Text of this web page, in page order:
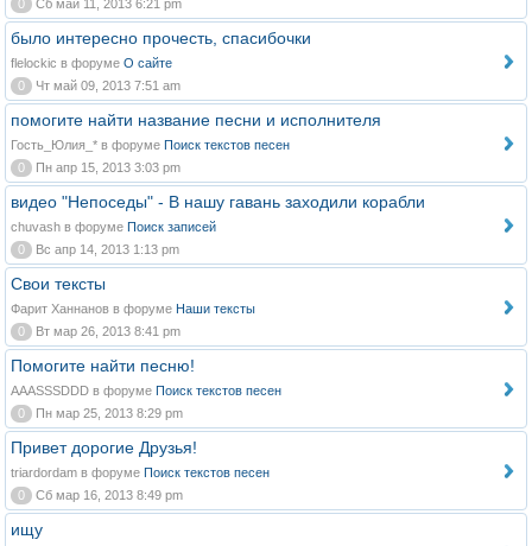
0
Сб май 11, 2013 6:21 pm
было интересно прочесть, спасибочки
flelockic в форуме О сайте
0
Чт май 09, 2013 7:51 am
помогите найти название песни и исполнителя
Гость_Юлия_* в форуме Поиск текстов песен
0
Пн апр 15, 2013 3:03 pm
видео "Непоседы" - В нашу гавань заходили корабли
chuvash в форуме Поиск записей
0
Вс апр 14, 2013 1:13 pm
Свои тексты
Фарит Ханнанов в форуме Наши тексты
0
Вт мар 26, 2013 8:41 pm
Помогите найти песню!
AAASSSDDD в форуме Поиск текстов песен
0
Пн мар 25, 2013 8:29 pm
Привет дорогие Друзья!
triardordam в форуме Поиск текстов песен
0
Сб мар 16, 2013 8:49 pm
ищу